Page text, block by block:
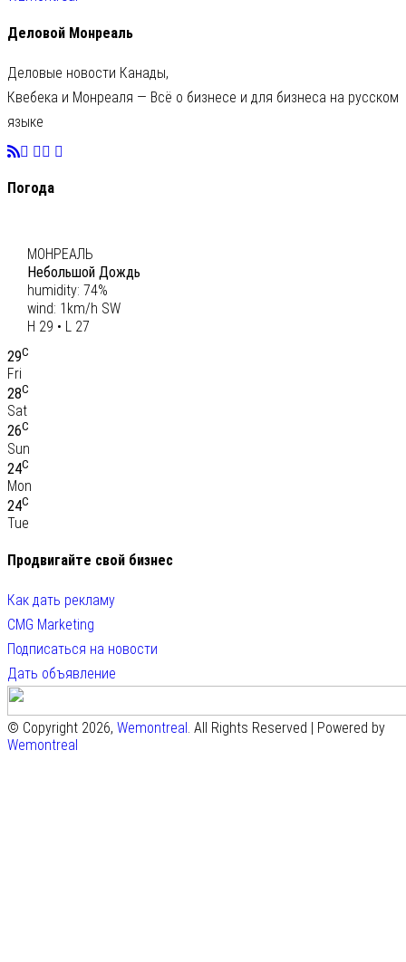
Деловой Монреаль
Деловые новости Канады,
Квебека и Монреаля — Всё о бизнесе и для бизнеса на русском
языке
Погода
МОНРЕАЛЬ
Небольшой Дождь
humidity: 74%
wind: 1km/h SW
H 29 • L 27
29C
Fri
28C
Sat
26C
Sun
24C
Mon
24C
Tue
Продвигайте свой бизнес
Как дать рекламу
CMG Marketing
Подписаться на новости
Дать объявление
© Copyright 2026, Wemontreal. All Rights Reserved | Powered by
Wemontreal